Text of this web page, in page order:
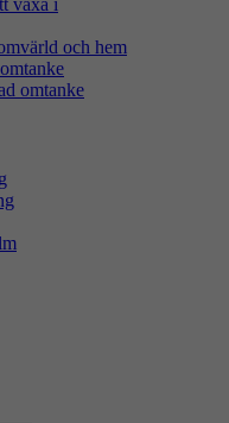
växa i
och hem
omtanke